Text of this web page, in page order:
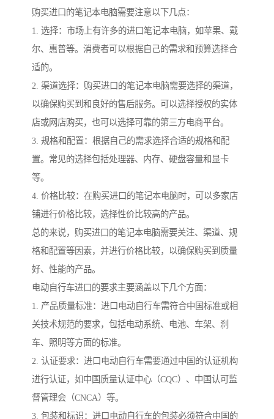
购买进口的笔记本电脑需要注意以下几点：
1. 选择：市场上有许多的进口笔记本电脑，如苹果、戴
尔、惠普等。消费者可以根据自己的需求和预算选择合
适的。
2. 渠道选择：购买进口的笔记本电脑需要选择的渠道，
以确保购买到和良好的售后服务。可以选择授权的实体
店或网店购买，也可以选择可靠的第三方电商平台。
3. 规格和配置：根据自己的需求选择合适的规格和配
置。常见的选择包括处理器、内存、硬盘容量和显卡
等。
4. 价格比较：在购买进口的笔记本电脑时，可以多家店
铺进行价格比较，选择性价比较高的产品。
总的来说，购买进口的笔记本电脑需要关注、渠道、规
格和配置等因素，并进行价格比较，以确保购买到质量
好、性能的产品。
电动自行车进口的要求主要涵盖以下几个方面：
1. 产品质量标准：进口电动自行车需符合中国标准或相
关技术规范的要求，包括电动系统、电池、车架、刹
车、照明等方面的标准。
2. 认证要求：进口电动自行车需要通过中国的认证机构
进行认证，如中国质量认证中心（CQC）、中国认可监
督管理会（CNCA）等。
3. 包装和标识：进口电动自行车的包装必须符合中国的